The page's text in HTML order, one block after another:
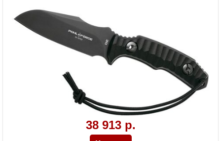
38 913 р.